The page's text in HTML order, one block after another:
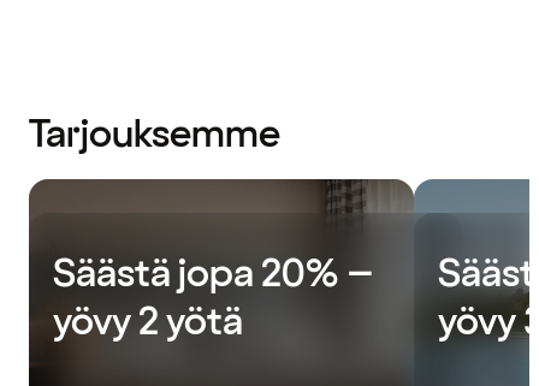
Tarjouksemme
Säästä jopa 20% –
yövy 2 yötä
yövy